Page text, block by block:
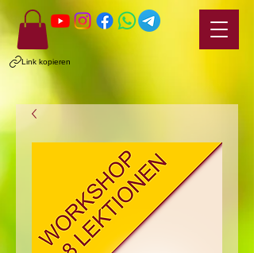
Link kopieren